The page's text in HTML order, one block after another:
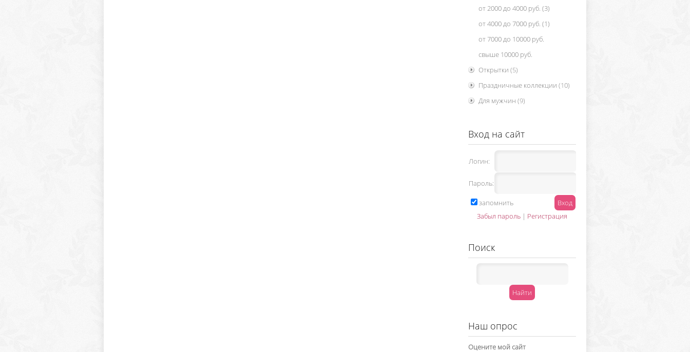
от 2000 до 4000 руб. (3)
от 4000 до 7000 руб. (1)
от 7000 до 10000 руб.
свыше 10000 руб.
Открытки (5)
Праздничные коллекции (10)
Для мужчин (9)
Вход на сайт
Логин:
Пароль:
запомнить
Забыл пароль | Регистрация
Поиск
Наш опрос
Оцените мой сайт